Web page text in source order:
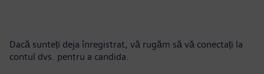
Dacă sunteți deja înregistrat, vă rugăm să vă conectați la
contul dvs. pentru a candida.